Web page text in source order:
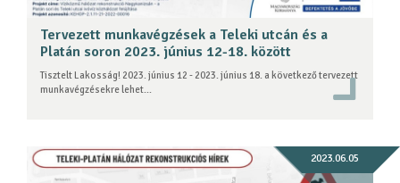
Tervezett munkavégzések a Teleki utcán és a
Platán soron 2023. június 12-18. között
Tisztelt Lakosság! 2023. június 12 - 2023. június 18. a következő tervezett
munkavégzésekre lehet...
2023.06.05